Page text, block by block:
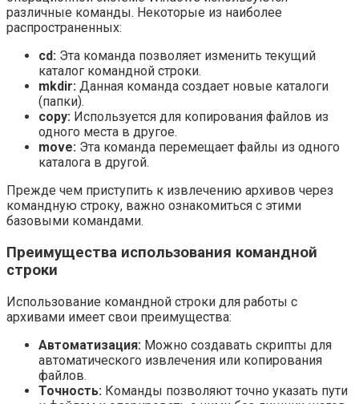
различные команды. Некоторые из наиболее
распространенных:
cd: Эта команда позволяет изменить текущий
каталог командной строки.
mkdir: Данная команда создает новые каталоги
(папки).
copy: Используется для копирования файлов из
одного места в другое.
move: Эта команда перемещает файлы из одного
каталога в другой.
Прежде чем приступить к извлечению архивов через
командную строку, важно ознакомиться с этими
базовыми командами.
Преимущества использования командной
строки
Использование командной строки для работы с
архивами имеет свои преимущества:
Автоматизация: Можно создавать скрипты для
автоматического извлечения или копирования
файлов.
Точность: Команды позволяют точно указать пути